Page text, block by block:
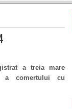
a treia mare
a comertului cu